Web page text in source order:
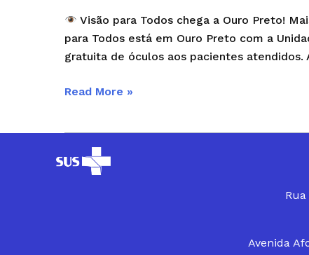
Visão para Todos chega a Ouro Preto!
para Todos está em Ouro Preto com a
gratuita de óculos aos pacientes atendidos.
Read More »
Avenida